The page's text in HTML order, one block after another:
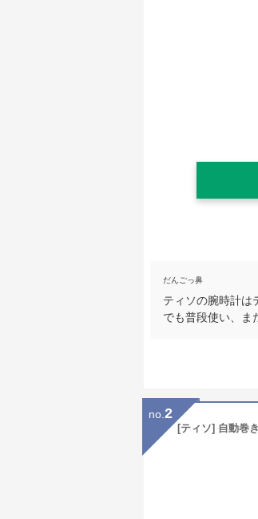
だんごっ鼻
ティソの腕時計は
でも普段使い、ま
no. 2